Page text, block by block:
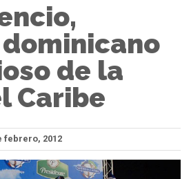
de la
Caribe
febrero, 2012